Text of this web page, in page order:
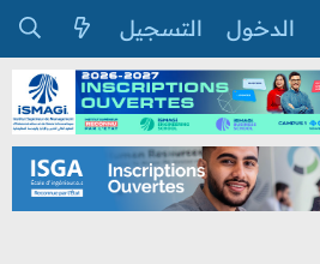
الدخول التسجيل